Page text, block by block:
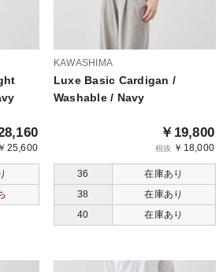
￥25,600
KAWASHIMA
Luxe Basic Cardigan /
Washable / Navy
￥19,800
税抜 ￥18,000
36
在庫あり
38
在庫あり
40
在庫あり